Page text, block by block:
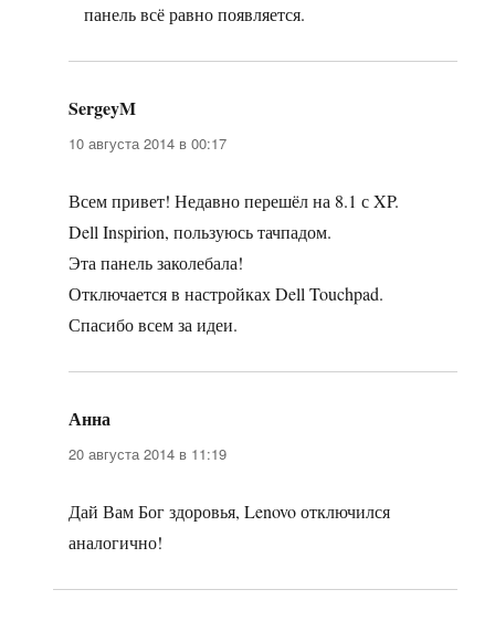
панель всё равно появляется.
SergeyM
10 августа 2014 в 00:17
Всем привет! Недавно перешёл на 8.1 с XP.
Dell Inspirion, пользуюсь тачпадом.
Эта панель заколебала!
Отключается в настройках Dell Touchpad.
Спасибо всем за идеи.
Анна
20 августа 2014 в 11:19
Дай Вам Бог здоровья, Lenovo отключился
аналогично!